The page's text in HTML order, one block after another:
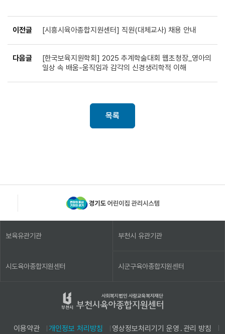
이전글 [시흥시육아종합지원센터] 직원(대체교사) 채용 안내
다음글
[한국보육지원학회] 2025 추계학술대회 웹초청장_영아의
일상 속 배움-움직임과 감각의 신경생리학적 이해
목록
보육유관기관 부천시 유관기관
시도육아종합지원센터 시군구육아종합지원센터
이용약관 개인정보 처리방침
영상정보처리기기 운영․관리 방침